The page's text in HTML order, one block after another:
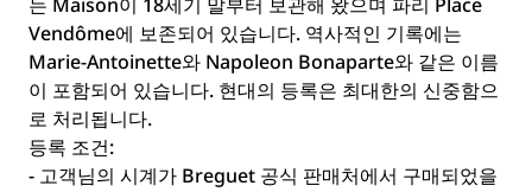
Vendôme에 보존되어 있습니다. 역사적인 기록에는
Marie-Antoinette와 Napoleon Bonaparte와 같은 이름
이 포함되어 있습니다. 현대의 등록은 최대한의 신중함으
로 처리됩니다.
등록 조건:
- 고객님의 시계가 Breguet 공식 판매처에서 구매되었을